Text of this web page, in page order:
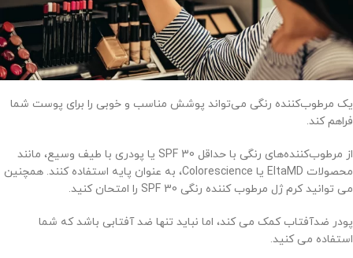
یک مرطوب‌کننده رنگی می‌تواند پوشش مناسب و خوبی را برای پوست شما
فراهم کند.
از مرطوب‌کننده‌های رنگی با حداقل SPF 30 یا پودری با طیف وسیع، مانند
محصولات EltaMD یا Colorescience، به عنوان پایه استفاده کنند. همچنین
می توانید کرم ژل مرطوب کننده رنگی SPF 30 را امتحان کنید.
پودر ضدآفتاب کمک می کند، اما نباید تنها ضد آفتابی باشد که شما
استفاده می کنید.